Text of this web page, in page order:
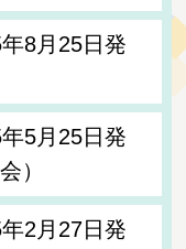
8月25日発
5月25日発
）
2月27日発